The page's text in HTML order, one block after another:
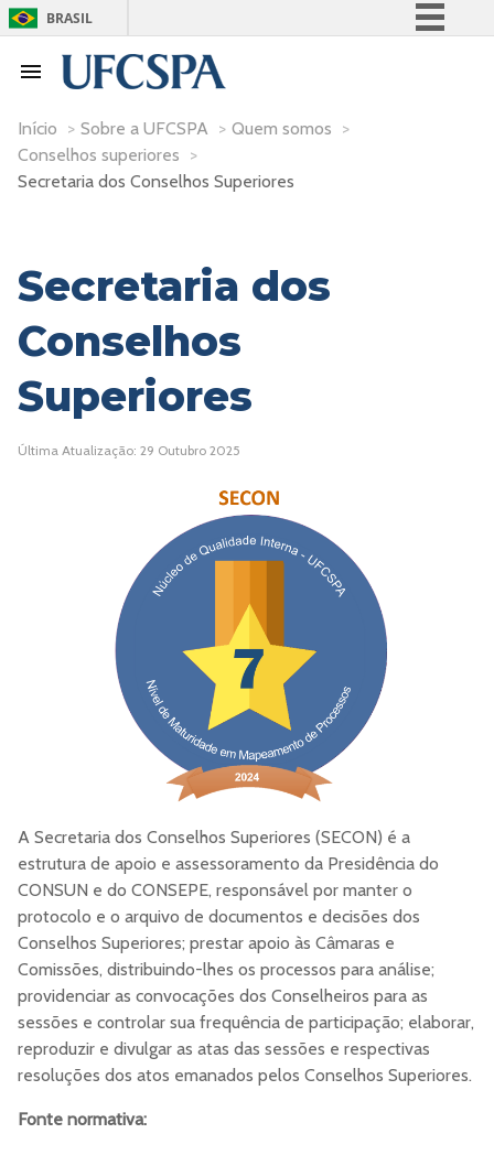
BRASIL
Participe
Início > Sobre a UFCSPA > Quem somos >
Conselhos superiores >
Secretaria dos Conselhos Superiores
Secretaria dos
Conselhos
Superiores
Última Atualização: 29 Outubro 2025
A Secretaria dos Conselhos Superiores (SECON) é a
estrutura de apoio e assessoramento da Presidência do
CONSUN e do CONSEPE, responsável por manter o
protocolo e o arquivo de documentos e decisões dos
Conselhos Superiores; prestar apoio às Câmaras e
Comissões, distribuindo-lhes os processos para análise;
providenciar as convocações dos Conselheiros para as
sessões e controlar sua frequência de participação; elaborar,
reproduzir e divulgar as atas das sessões e respectivas
resoluções dos atos emanados pelos Conselhos Superiores.
Fonte normativa: